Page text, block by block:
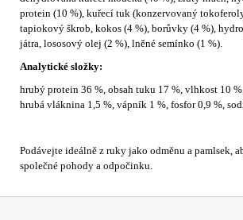
protein (10 %), kuřecí tuk (konzervovaný
tapiokový škrob, kokos (4 %), borůvky (4 %),
játra, lososový olej (2 %), lněné semínko (1 %).
Analytické složky:
hrubý protein 36 %, obsah tuku 17 %, vlhkost 10
hrubá vláknina 1,5 %, vápník 1 %, fosfor 0,9 %,
Podávejte ideálně z ruky jako odměnu a pamlsek,
společné pohody a odpočinku.
Z